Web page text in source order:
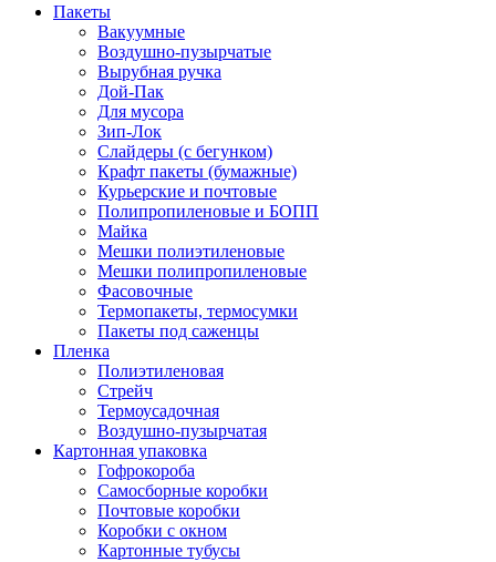
Пакеты
Вакуумные
Воздушно-пузырчатые
Вырубная ручка
Дой-Пак
Для мусора
Зип-Лок
Слайдеры (с бегунком)
Крафт пакеты (бумажные)
Курьерские и почтовые
Полипропиленовые и БОПП
Майка
Мешки полиэтиленовые
Мешки полипропиленовые
Фасовочные
Термопакеты, термосумки
Пакеты под саженцы
Пленка
Полиэтиленовая
Стрейч
Термоусадочная
Воздушно-пузырчатая
Картонная упаковка
Гофрокороба
Самосборные коробки
Почтовые коробки
Коробки с окном
Картонные тубусы